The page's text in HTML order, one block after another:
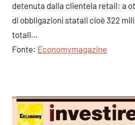
detenuta dalla clientela retail: a
di obbligazioni statali cioè 322
totali…
Fonte: Economymagazine